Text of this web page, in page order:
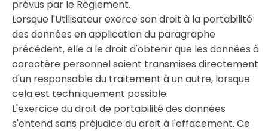
prévus par le Règlement.
Lorsque l'Utilisateur exerce son droit à la portabilité
des données en application du paragraphe
précédent, elle a le droit d'obtenir que les données à
caractère personnel soient transmises directement
d'un responsable du traitement à un autre, lorsque
cela est techniquement possible.
L'exercice du droit de portabilité des données
s'entend sans préjudice du droit à l'effacement. Ce